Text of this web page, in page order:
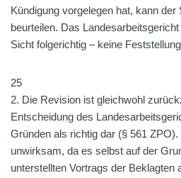
Kündigung vorgelegen hat, kann
beurteilen. Das
Sicht folgerichtig – keine
25
2. Die Revision ist gleichwohl
Entscheidung des
Gründen als richtig dar (§ 561
unwirksam, da es selbst auf der
unterstellten Vortrags der Beklagten